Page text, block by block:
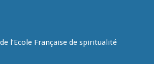
l’Ecole Française de spiritualité